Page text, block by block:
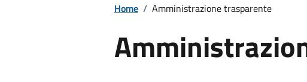
Home / Amministrazione trasparente